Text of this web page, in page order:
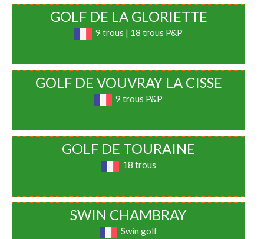
GOLF DE LA GLORIETTE
9 trous | 18 trous P&P
GOLF DE VOUVRAY LA CISSE
9 trous P&P
GOLF DE TOURAINE
18 trous
SWIN CHAMBRAY
Swin golf